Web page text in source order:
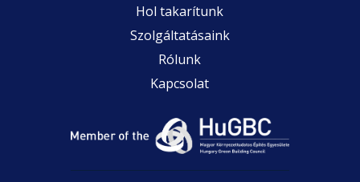
Hol takarítunk
Szolgáltatásaink
Rólunk
Kapcsolat